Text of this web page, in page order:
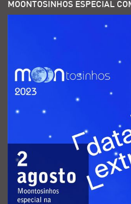
MOONTOSINHOS ESPECIAL